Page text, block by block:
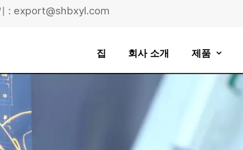
: export@shbxyl.com
집 회사 소개 제품